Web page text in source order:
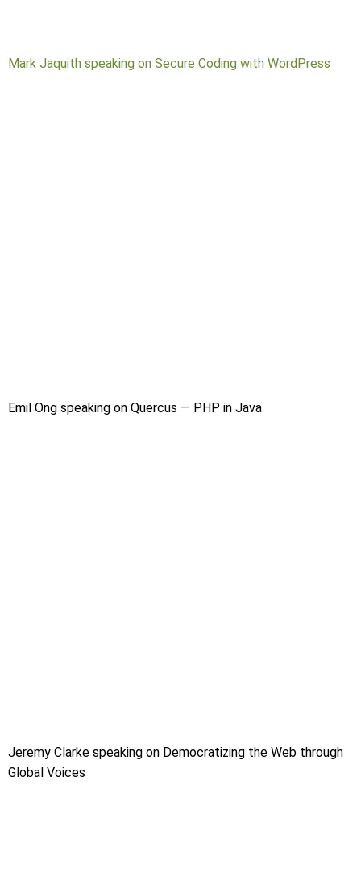
Mark Jaquith speaking on Secure Coding with WordPress
Emil Ong speaking on Quercus — PHP in Java
Jeremy Clarke speaking on Democratizing the Web through
Global Voices